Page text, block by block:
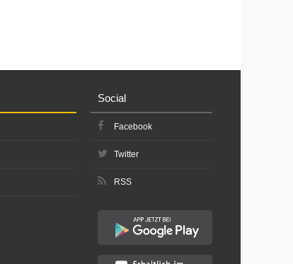
Social
Facebook
Twitter
RSS